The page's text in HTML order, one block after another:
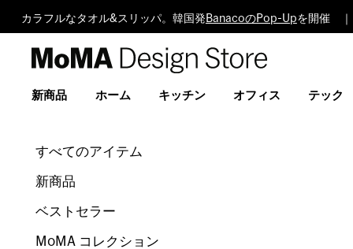
カラフルなタオル&スリッパ。韓国発 BanacoのPop-Upを開催
Design
新商品 ホーム キッチン オフィス テック
すべてのアイテム
新商品
ベストセラー
MoMA コレクション